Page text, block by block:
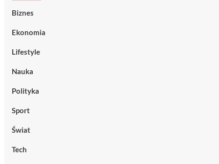
Biznes
Ekonomia
Lifestyle
Nauka
Polityka
Sport
Świat
Tech